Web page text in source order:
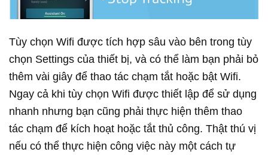
Tùy chọn Wifi được tích hợp sâu vào bên trong tùy
chọn Settings của thiết bị, và có thể làm bạn phải bỏ
thêm vài giây để thao tác chạm tắt hoặc bật Wifi.
Ngay cả khi tùy chọn Wifi được thiết lập để sử dụng
nhanh nhưng bạn cũng phải thực hiện thêm thao
tác chạm để kích hoạt hoặc tắt thủ công. Thật thú vị
nếu có thể thực hiện công việc này một cách tự